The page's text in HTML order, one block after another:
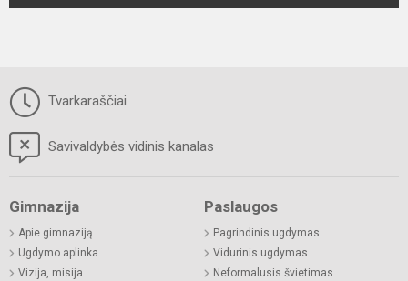
Tvarkaraščiai
Savivaldybės vidinis kanalas
Gimnazija
Apie gimnaziją
Ugdymo aplinka
Vizija, misija
Paslaugos
Pagrindinis ugdymas
Vidurinis ugdymas
Neformalusis švietimas